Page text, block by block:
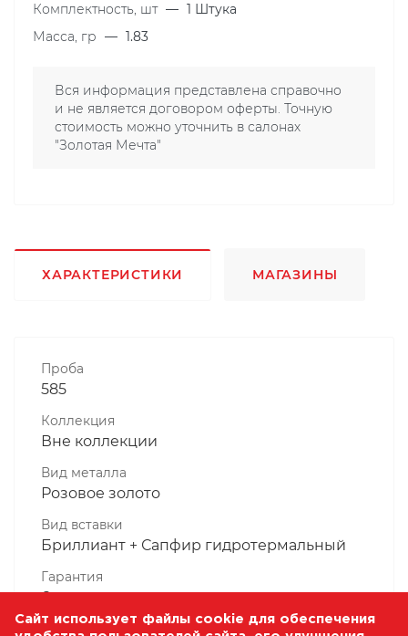
Комплектность, шт — 1 Штука
Масса, гр — 1.83
Вся информация представлена справочно
и не является договором оферты. Точную
стоимость можно уточнить в салонах
"Золотая Мечта"
ХАРАКТЕРИСТИКИ МАГАЗИНЫ
Проба
585
Коллекция
Вне коллекции
Вид металла
Розовое золото
Вид вставки
Бриллиант + Сапфир гидротермальный
Гарантия
6 месяцев
Комплектность, шт
Сайт использует файлы cookie для обеспечения